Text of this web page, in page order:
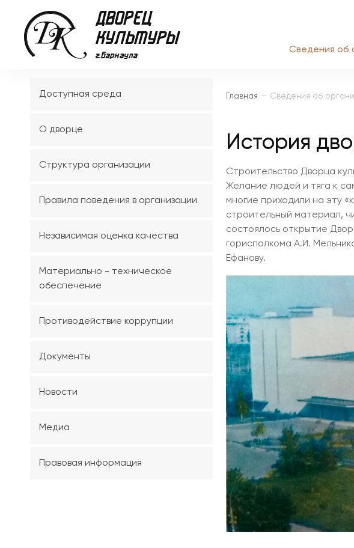
Сведения об
Доступная среда
О дворце
Структура организации
Правила поведения в организации
Независимая оценка качества
Материально - техническое
обеспечение
Противодействие коррупции
Документы
Новости
Медиа
Правовая информация
Главная — Сведения об
История
Строительство Дворца
Желание людей и тяга к
многие приходили на эту
строительный материал,
состоялось открытие
горисполкома А.И.
Ефанову.